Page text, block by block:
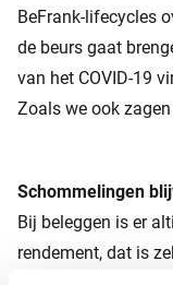
BeFrank-lifecycles
de beurs gaat
van het COVID-19
Zoals we ook
Schommelingen
Bij beleggen is er
rendement, dat is